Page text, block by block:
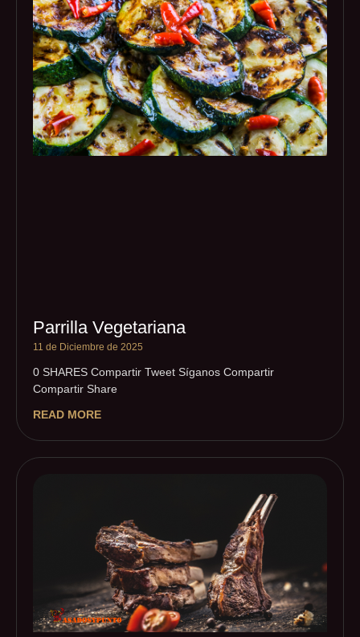
Parrilla Vegetariana
11 de Diciembre de 2025
0 SHARES Compartir Tweet Síganos Compartir
Compartir Share
READ MORE